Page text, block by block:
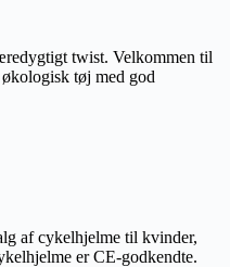
twist. Velkommen til
tøj med god
af cykelhjelme til kvinder,
er CE-godkendte.